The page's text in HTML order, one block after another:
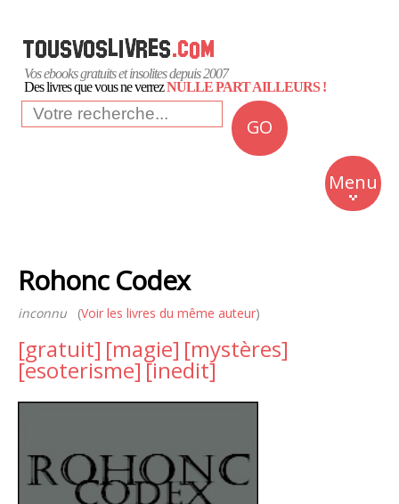
Vos ebooks gratuits et insolites depuis 2007
Des livres que vous ne verrezNULLE PART AILLEURS !
GO
Menu
Insolite
Business
Rohonc Codex
inconnu (Voir les livres du même auteur)
[gratuit] [magie] [mystères]
[esoterisme][inedit]